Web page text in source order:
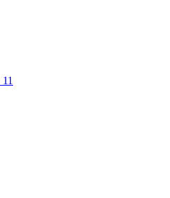
11